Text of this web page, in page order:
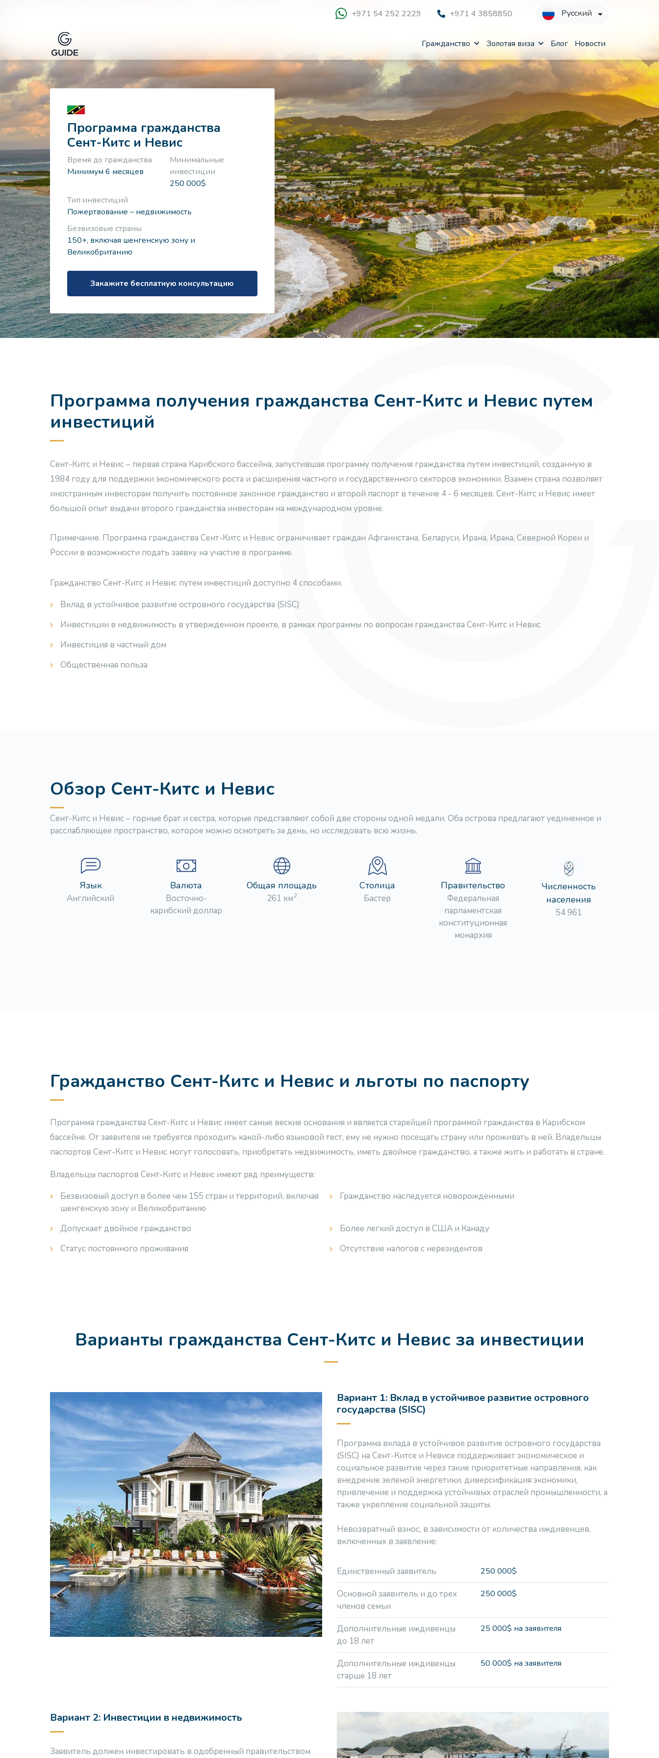
+971 54 252 2229 +971 4 3858850 Русский
Гражданство Золотая виза Блог Новости
Программа гражданства
Сент-Китс и Невис
Время до гражданства
Минимум 6 месяцев
Минимальные
инвестиции
250 000$
Тип инвестиций
Пожертвование – недвижимость
Безвизовые страны
150+, включая шенгенскую зону и
Великобританию
Закажите бесплатную консультацию
Программа получения гражданства Сент-Китс и Невис путем
инвестиций
Сент-Китс и Невис – первая страна Карибского бассейна, запустившая программу получения гражданства путем инвестиций, созданную в
1984 году для поддержки экономического роста и расширения частного и государственного секторов экономики. Взамен страна позволяет
иностранным инвесторам получить постоянное законное гражданство и второй паспорт в течение 4 - 6 месяцев. Сент-Китс и Невис имеет
большой опыт выдачи второго гражданства инвесторам на международном уровне.
Примечание. Программа гражданства Сент-Китс и Невис ограничивает граждан Афганистана, Беларуси, Ирана, Ирака, Северной Кореи и
России в возможности подать заявку на участие в программе.
Гражданство Сент-Китс и Невис путем инвестиций доступно 4 способами.
Вклад в устойчивое развитие островного государства (SISC)
Инвестиции в недвижимость в утвержденном проекте, в рамках программы по вопросам гражданства Сент-Китс и Невис
Инвестиция в частный дом
Общественная польза
Обзор Сент-Китс и Невис
Сент-Китс и Невис – горные брат и сестра, которые представляют собой две стороны одной медали. Оба острова предлагают уединенное и
расслабляющее пространство, которое можно осмотреть за день, но исследовать всю жизнь.
Язык
Английский
Валюта
Восточно-
карибский доллар
Общая площадь
261 км2
Столица
Бастер
Правительство
Федеральная
парламентская
конституционная
монархия
Численность
населения
54 961
Гражданство Сент-Китс и Невис и льготы по паспорту
Программа гражданства Сент-Китс и Невис имеет самые веские основания и является старейшей программой гражданства в Карибском
бассейне. От заявителя не требуется проходить какой-либо языковой тест, ему не нужно посещать страну или проживать в ней. Владельцы
паспортов Сент-Китс и Невис могут голосовать, приобретать недвижимость, иметь двойное гражданство, а также жить и работать в стране.
Владельцы паспортов Сент-Китс и Невис имеют ряд преимуществ:
Безвизовый доступ в более чем 155 стран и территорий, включая
шенгенскую зону и Великобританию
Гражданство наследуется новорожденными
Допускает двойное гражданство
Более легкий доступ в США и Канаду
Статус постоянного проживания
Отсутствие налогов с нерезидентов
Варианты гражданства Сент-Китс и Невис за инвестиции
Вариант 1: Вклад в устойчивое развитие островного
государства (SISC)
Программа вклада в устойчивое развитие островного государства
(SISC) на Сент-Китсе и Невисе поддерживает экономическое и
социальное развитие через такие приоритетные направления, как
внедрение зеленой энергетики, диверсификация экономики,
привлечение и поддержка устойчивых отраслей промышленности, а
также укрепление социальной защиты.
Невозвратный взнос, в зависимости от количества иждивенцев,
включенных в заявление:
Единственный заявитель 250 000$
Основной заявитель и до трех
членов семьи
250 000$
Дополнительные иждивенцы
до 18 лет
25 000$ на заявителя
Дополнительные иждивенцы
старше 18 лет
50 000$ на заявителя
Вариант 2: Инвестиции в недвижимость
Заявитель должен инвестировать в одобренный правительством